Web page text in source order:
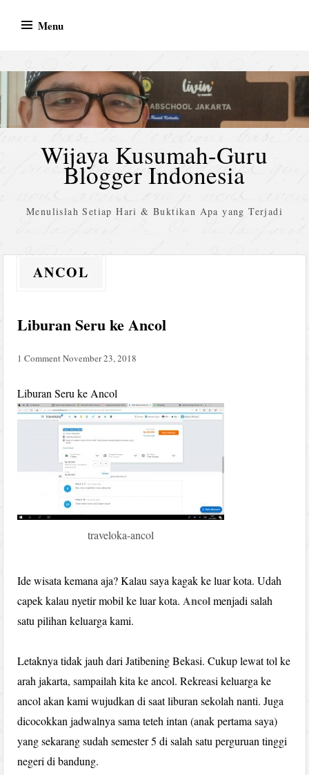
Menu
Wijaya Kusumah-Guru
Blogger Indonesia
Menulislah Setiap Hari & Buktikan Apa yang Terjadi
ANCOL
Liburan Seru ke Ancol
1 Comment November 23, 2018
Liburan Seru ke Ancol
traveloka-ancol
Ide wisata kemana aja? Kalau saya kagak ke luar kota. Udah
capek kalau nyetir mobil ke luar kota. Ancolmenjadi salah
satu pilihan keluarga kami.
Letaknya tidak jauh dari Jatibening Bekasi. Cukup lewat tol ke
arah jakarta, sampailah kita ke ancol. Rekreasi keluarga ke
ancol akan kami wujudkan di saat liburan sekolah nanti. Juga
dicocokkan jadwalnya sama teteh intan (anak pertama saya)
yang sekarang sudah semester 5 di salah satu perguruan tinggi
negeri di bandung.